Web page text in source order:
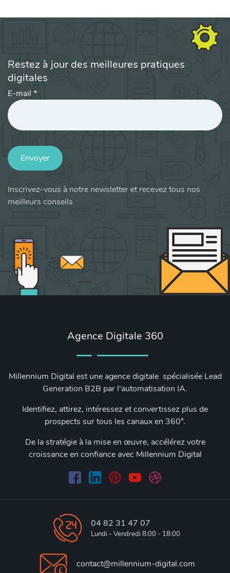
Restez à jour des meilleures pratiques
digitales
E-mail *
Envoyer
Inscrivez-vous à notre newsletter et recevez tous nos
meilleurs conseils
Agence Digitale 360
Millennium Digital est une agence digitale spécialisée Lead
Generation B2B par l'automatisation IA.
Identifiez, attirez, intéressez et convertissez plus de
prospects sur tous les canaux en 360°.
De la stratégie à la mise en œuvre, accélérez votre
croissance en confiance avec Millennium Digital
04 82 31 47 07
Lundi - Vendredi 8:00 - 18:00
contact@millennium-digital.com